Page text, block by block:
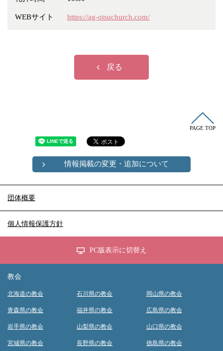
WEBサイト https://ag-otsuchurch.com/
戻る
PAGE TOP
情報掲載の変更・追加について
団体概要
個人情報保護方針
PC版表示に切替え
教会
北海道の教会
青森県の教会
岩手県の教会
宮城県の教会
石川県の教会
福井県の教会
山梨県の教会
長野県の教会
岡山県の教会
広島県の教会
山口県の教会
徳島県の教会